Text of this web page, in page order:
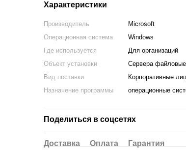
Характеристики
Производитель
Microsoft
Операционная система
Windows
Где используется
Для организаций
Объект установки
Сервера файловые
Вид поставки
Корпоративные
Назначение программы
операционные
Поделиться в соцсетях
Доставка Оплата
Гарантия